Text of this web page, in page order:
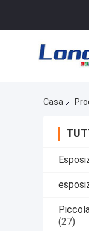
Casa
(27)